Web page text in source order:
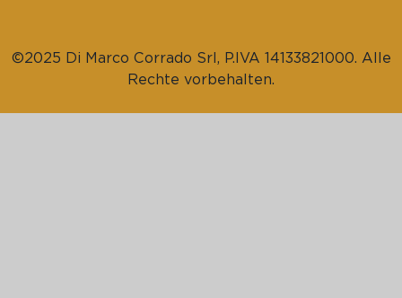
©2025 Di Marco Corrado Srl, P.IVA 14133821000. Alle
Rechte vorbehalten.